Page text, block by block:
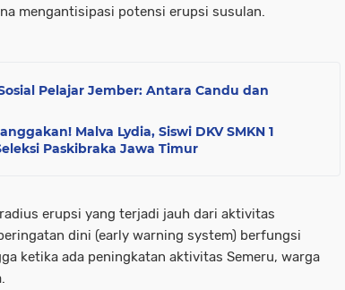
mengantisipasi potensi erupsi susulan.
Pelajar Jember: Antara Candu dan
Malva Lydia, Siswi DKV SMKN 1
Paskibraka Jawa Timur
erupsi yang terjadi jauh dari aktivitas
dini (early warning system) berfungsi
ketika ada peningkatan aktivitas Semeru, warga